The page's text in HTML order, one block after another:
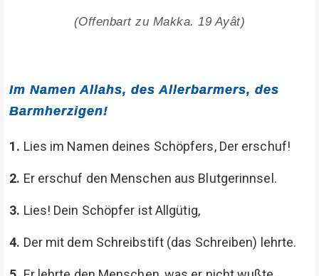
(Offenbart zu Makka. 19 Ayât)
Im Namen Allahs, des Allerbarmers, des
Barmherzigen!
1. Lies im Namen deines Schöpfers, Der erschuf!
2. Er erschuf den Menschen aus Blutgerinnsel.
3. Lies! Dein Schöpfer ist Allgütig,
4. Der mit dem Schreibstift (das Schreiben) lehrte.